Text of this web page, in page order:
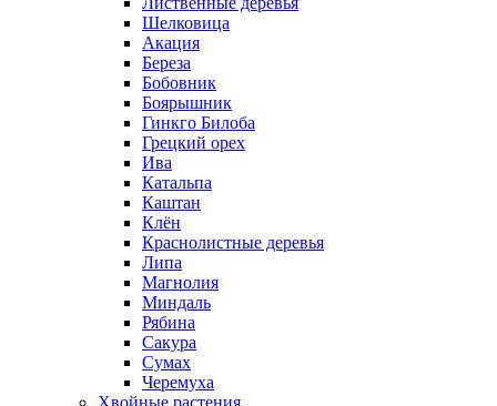
Шелковица
Акация
Береза
Бобовник
Боярышник
Гинкго Билоба
Грецкий орех
Ива
Катальпа
Каштан
Клён
Краснолистные деревья
Липа
Магнолия
Миндаль
Рябина
Сакура
Сумах
Черемуха
Хвойные растения